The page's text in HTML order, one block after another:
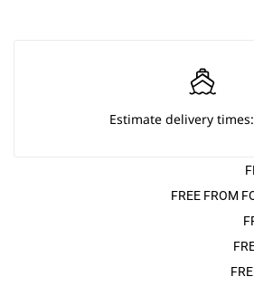
Estimate delivery times: